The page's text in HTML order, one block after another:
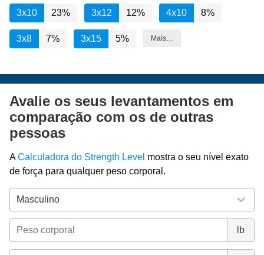
3x10 23% 3x12 12% 4x10 8%
3x8 7% 3x15 5% Mais…
Avalie os seus levantamentos em
comparação com os de outras
pessoas
ACalculadora do Strength Level mostra o seu nível exato
de força para qualquer peso corporal.
lb